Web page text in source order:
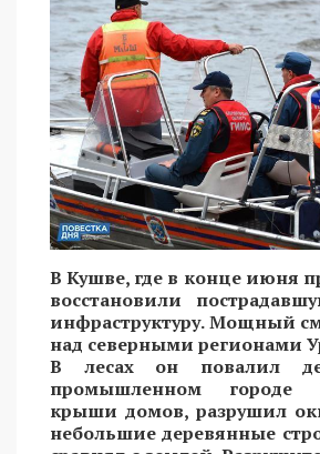
В Кушве, где в конце июня
восстановили
инфраструктуру. Мощный
над северными регионами
В лесах он повалил
промышленном городе
крыши домов, разрушил
небольшие деревянные